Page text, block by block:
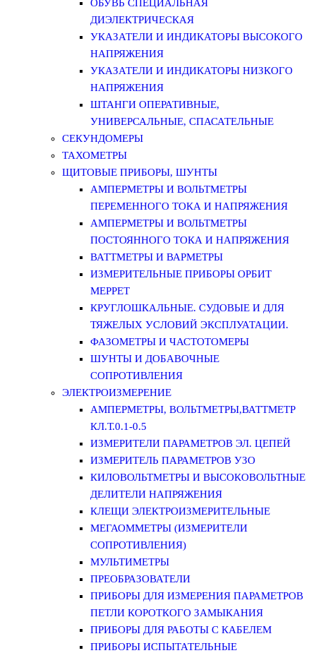
ОБУВЬ СПЕЦИАЛЬНАЯ
ДИЭЛЕКТРИЧЕСКАЯ
УКАЗАТЕЛИ И ИНДИКАТОРЫ ВЫСОКОГО
НАПРЯЖЕНИЯ
УКАЗАТЕЛИ И ИНДИКАТОРЫ НИЗКОГО
НАПРЯЖЕНИЯ
ШТАНГИ ОПЕРАТИВНЫЕ,
УНИВЕРСАЛЬНЫЕ, СПАСАТЕЛЬНЫЕ
СЕКУНДОМЕРЫ
ТАХОМЕТРЫ
ЩИТОВЫЕ ПРИБОРЫ, ШУНТЫ
АМПЕРМЕТРЫ И ВОЛЬТМЕТРЫ
ПЕРЕМЕННОГО ТОКА И НАПРЯЖЕНИЯ
АМПЕРМЕТРЫ И ВОЛЬТМЕТРЫ
ПОСТОЯННОГО ТОКА И НАПРЯЖЕНИЯ
ВАТТМЕТРЫ И ВАРМЕТРЫ
ИЗМЕРИТЕЛЬНЫЕ ПРИБОРЫ ОРБИТ
МЕРРЕТ
КРУГЛОШКАЛЬНЫЕ. СУДОВЫЕ И ДЛЯ
ТЯЖЕЛЫХ УСЛОВИЙ ЭКСПЛУАТАЦИИ.
ФАЗОМЕТРЫ И ЧАСТОТОМЕРЫ
ШУНТЫ И ДОБАВОЧНЫЕ
СОПРОТИВЛЕНИЯ
ЭЛЕКТРОИЗМЕРЕНИЕ
АМПЕРМЕТРЫ, ВОЛЬТМЕТРЫ,ВАТТМЕТР
КЛ.Т.0.1-0.5
ИЗМЕРИТЕЛИ ПАРАМЕТРОВ ЭЛ. ЦЕПЕЙ
ИЗМЕРИТЕЛЬ ПАРАМЕТРОВ УЗО
КИЛОВОЛЬТМЕТРЫ И ВЫСОКОВОЛЬТНЫЕ
ДЕЛИТЕЛИ НАПРЯЖЕНИЯ
КЛЕЩИ ЭЛЕКТРОИЗМЕРИТЕЛЬНЫЕ
МЕГАОММЕТРЫ (ИЗМЕРИТЕЛИ
СОПРОТИВЛЕНИЯ)
МУЛЬТИМЕТРЫ
ПРЕОБРАЗОВАТЕЛИ
ПРИБОРЫ ДЛЯ ИЗМЕРЕНИЯ ПАРАМЕТРОВ
ПЕТЛИ КОРОТКОГО ЗАМЫКАНИЯ
ПРИБОРЫ ДЛЯ РАБОТЫ С КАБЕЛЕМ
ПРИБОРЫ ИСПЫТАТЕЛЬНЫЕ